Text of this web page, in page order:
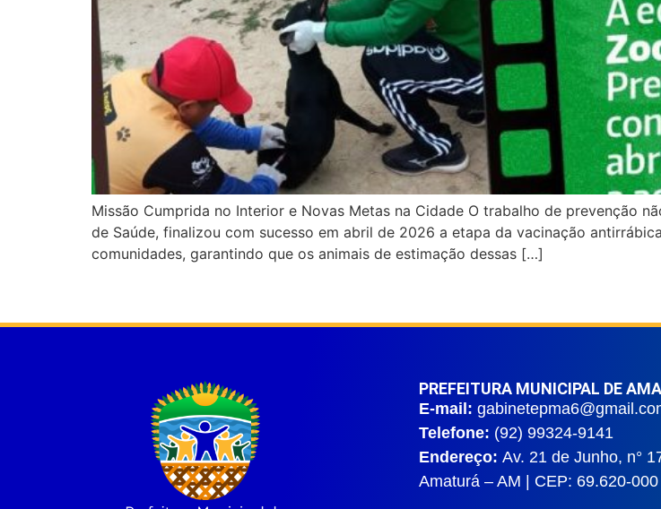
Missão Cumprida no Interior e Novas Metas na Cidade O trabalho de prevenção
de Saúde, finalizou com sucesso em abril de 2026 a etapa da vacinação
comunidades, garantindo que os animais de estimação dessas […]
PREFEITURA MUNICIPAL DE
E-mail:
Telefone: (92) 99324-9141
Endereço: Av. 21 de Junho, n°
Amaturá – AM | CEP: 69.620-000